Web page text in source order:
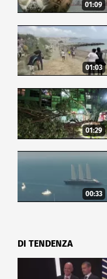
01:09
01:03
01:29
00:33
DI TENDENZA